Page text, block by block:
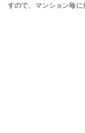
すので、マンション毎に